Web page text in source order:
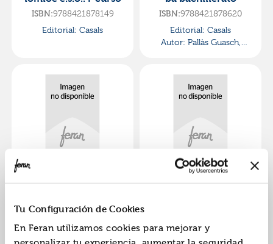
Tu Configuración de Cookies
En Feran utilizamos cookies para mejorar y
ISBN:9788421878149
Editorial: Casals
ISBN:9788421878620
Editorial: Casals
Autor: Pallàs Guasch,
ISBN: 9788421880166
Music 4 eso eng